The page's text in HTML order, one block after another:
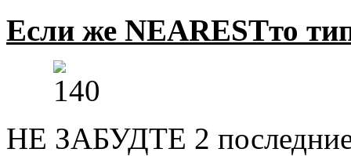
Если же NEARESTто
НЕ ЗАБУДТЕ 2